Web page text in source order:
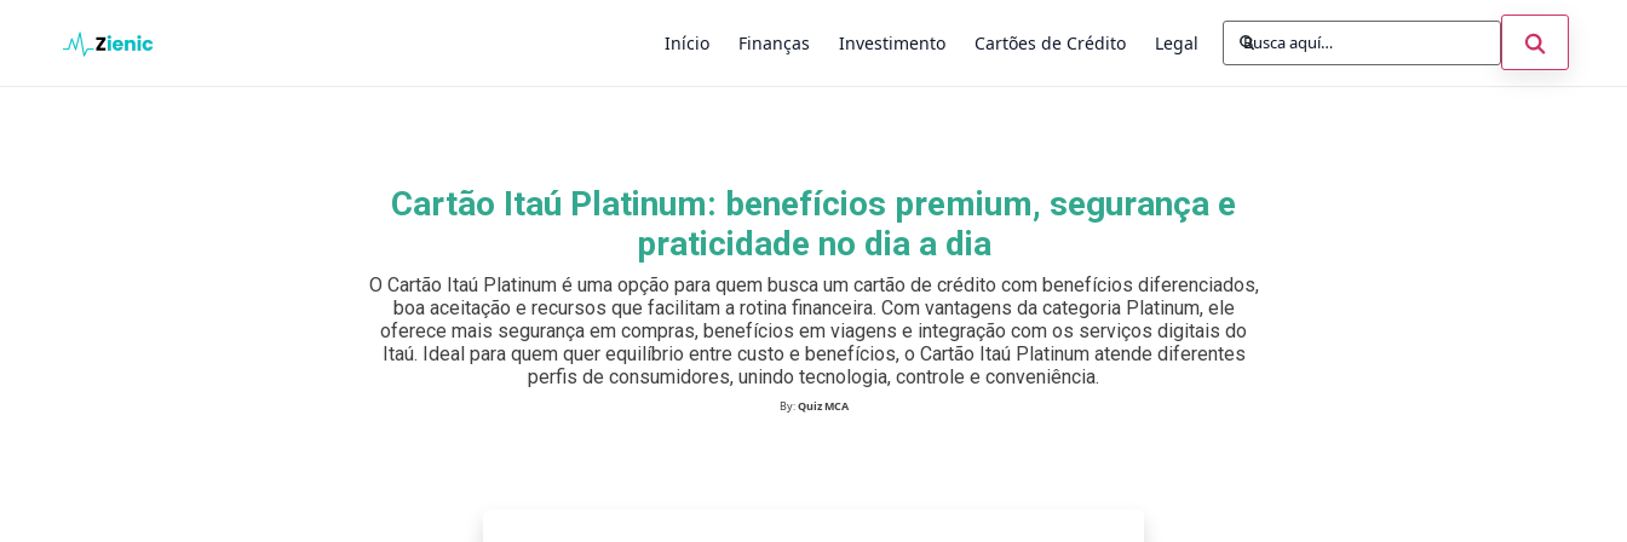
Início Finanças Investimento Cartões de Crédito Legal
Buscar: Abrir
Pulsa Enter para buscar o ESC para cerrar.
Cartão Itaú Platinum: benefícios premium, segurança e
praticidade no dia a dia
O Cartão Itaú Platinum é uma opção para quem busca um cartão de crédito com benefícios diferenciados,
boa aceitação e recursos que facilitam a rotina financeira. Com vantagens da categoria Platinum, ele
oferece mais segurança em compras, benefícios em viagens e integração com os serviços digitais do
Itaú. Ideal para quem quer equilíbrio entre custo e benefícios, o Cartão Itaú Platinum atende diferentes
perfis de consumidores, unindo tecnologia, controle e conveniência.
By:Quiz MCA